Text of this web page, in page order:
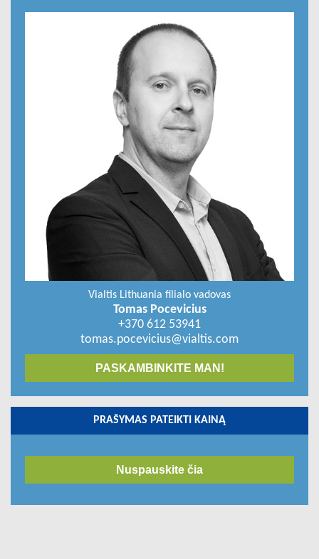
Vialtis Lithuania filialo vadovas
Tomas Pocevicius
+370 612 53941
tomas.pocevicius@vialtis.com
PASKAMBINKITE MAN!
PRAŠYMAS PATEIKTI KAINĄ
Nuspauskite čia